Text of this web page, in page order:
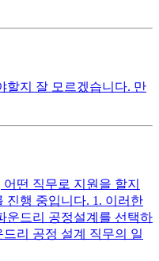
할지 잘 모르겠습니다. 만
떤 직무로 지원을 할지
진행 중입니다. 1. 이러한
운드리 공정설계를 선택하
리 공정 설계 직무의 일